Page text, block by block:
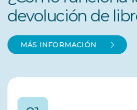
devolución de
MÁS INFORMACIÓN